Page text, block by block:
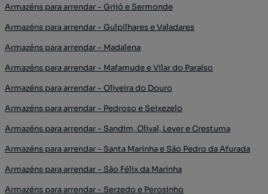
Armazéns para arrendar - Grijó e Sermonde
Armazéns para arrendar - Gulpilhares e Valadares
Armazéns para arrendar - Madalena
Armazéns para arrendar - Mafamude e Vilar do Paraíso
Armazéns para arrendar - Oliveira do Douro
Armazéns para arrendar - Pedroso e Seixezelo
Armazéns para arrendar - Sandim, Olival, Lever e Crestuma
Armazéns para arrendar - Santa Marinha e São Pedro da Afurada
Armazéns para arrendar - São Félix da Marinha
Armazéns para arrendar - Serzedo e Perosinho